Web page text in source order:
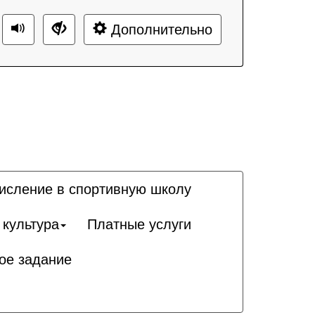
Дополнительно
в спортивную школу
Платные услуги
задание